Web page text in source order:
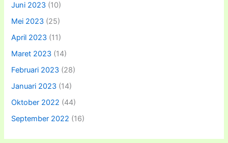
Juni 2023 (10)
Mei 2023 (25)
April 2023 (11)
Maret 2023 (14)
Februari 2023 (28)
Januari 2023 (14)
Oktober 2022 (44)
September 2022 (16)